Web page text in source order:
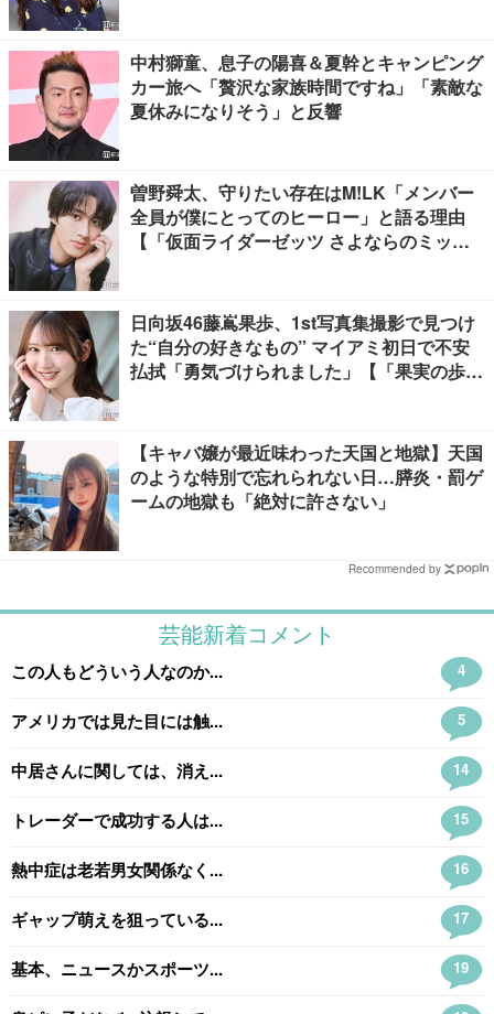
中村獅童、息子の陽喜＆夏幹とキャンピング
カー旅へ「贅沢な家族時間ですね」「素敵な
夏休みになりそう」と反響
曽野舜太、守りたい存在はM!LK「メンバー
全員が僕にとってのヒーロー」と語る理由
【「仮面ライダーゼッツ さよならのミッシ
日向坂46藤嶌果歩、1st写真集撮影で見つけ
た“自分の好きなもの” マイアミ初日で不安
払拭「勇気づけられました」【「果実の歩
【キャバ嬢が最近味わった天国と地獄】天国
のような特別で忘れられない日…膵炎・罰ゲ
ームの地獄も「絶対に許さない」
Recommended by